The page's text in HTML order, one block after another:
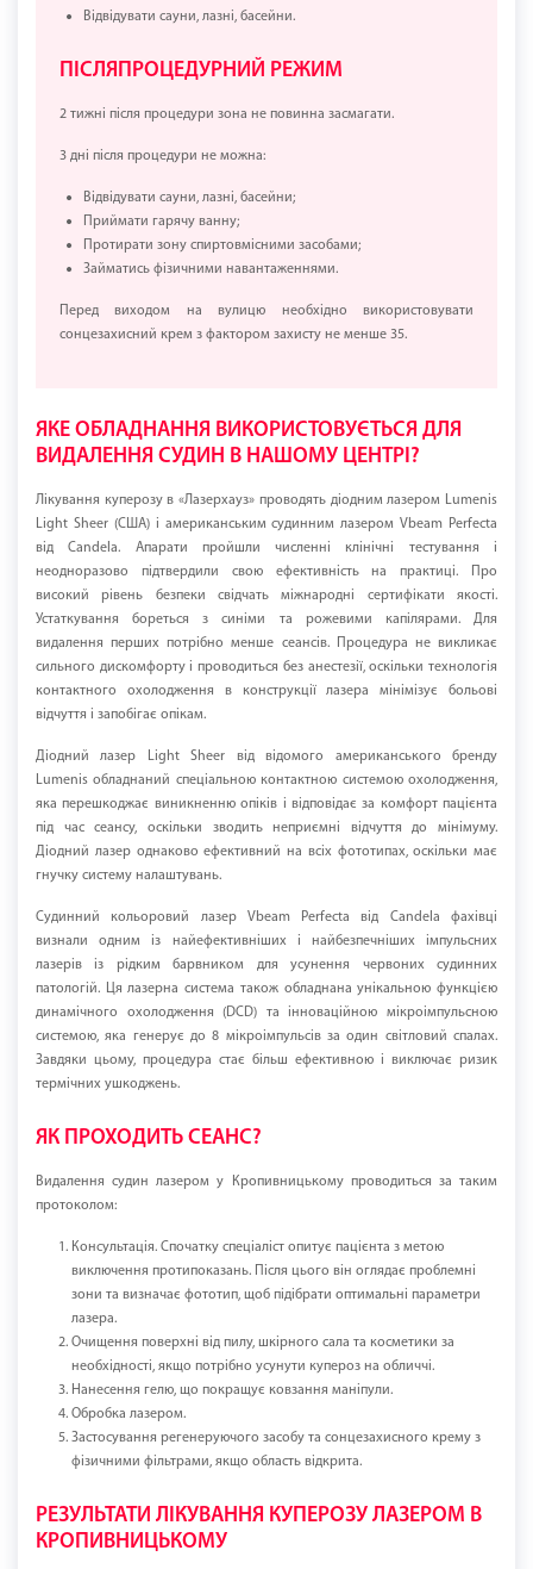
Відвідувати сауни, лазні, басейни.
ПІСЛЯПРОЦЕДУРНИЙ РЕЖИМ
2 тижні після процедури зона не повинна засмагати.
3 дні після процедури не можна:
Відвідувати сауни, лазні, басейни;
Приймати гарячу ванну;
Протирати зону спиртовмісними засобами;
Займатись фізичними навантаженнями.
Перед виходом на вулицю необхідно використовувати
сонцезахисний крем з фактором захисту не менше 35.
ЯКЕ ОБЛАДНАННЯ ВИКОРИСТОВУЄТЬСЯ ДЛЯ
ВИДАЛЕННЯ СУДИН В НАШОМУ ЦЕНТРІ?
Лікування куперозу в «Лазерхауз» проводять діодним лазером Lumenis
Light Sheer (США) і американським судинним лазером Vbeam Perfecta
від Candela. Апарати пройшли численні клінічні тестування і
неодноразово підтвердили свою ефективність на практиці. Про
високий рівень безпеки свідчать міжнародні сертифікати якості.
Устаткування бореться з синіми та рожевими капілярами. Для
видалення перших потрібно менше сеансів. Процедура не викликає
сильного дискомфорту і проводиться без анестезії, оскільки технологія
контактного охолодження в конструкції лазера мінімізує больові
відчуття і запобігає опікам.
Діодний лазер Light Sheer від відомого американського бренду
Lumenis обладнаний спеціальною контактною системою охолодження,
яка перешкоджає виникненню опіків і відповідає за комфорт пацієнта
під час сеансу, оскільки зводить неприємні відчуття до мінімуму.
Діодний лазер однаково ефективний на всіх фототипах, оскільки має
гнучку систему налаштувань.
Судинний кольоровий лазер Vbeam Perfecta від Candela фахівці
визнали одним із найефективніших і найбезпечніших імпульсних
лазерів із рідким барвником для усунення червоних судинних
патологій. Ця лазерна система також обладнана унікальною функцією
динамічного охолодження (DCD) та інноваційною мікроімпульсною
системою, яка генерує до 8 мікроімпульсів за один світловий спалах.
Завдяки цьому, процедура стає більш ефективною і виключає ризик
термічних ушкоджень.
ЯК ПРОХОДИТЬ СЕАНС?
Видалення судин лазером у Кропивницькому проводиться за таким
протоколом:
Консультація. Спочатку спеціаліст опитує пацієнта з метою
виключення протипоказань. Після цього він оглядає проблемні
зони та визначає фототип, щоб підібрати оптимальні параметри
лазера.
Очищення поверхні від пилу, шкірного сала та косметики за
необхідності, якщо потрібно усунути купероз на обличчі.
Нанесення гелю, що покращує ковзання маніпули.
Обробка лазером.
Застосування регенеруючого засобу та сонцезахисного крему з
фізичними фільтрами, якщо область відкрита.
РЕЗУЛЬТАТИ ЛІКУВАННЯ КУПЕРОЗУ ЛАЗЕРОМ В
КРОПИВНИЦЬКОМУ